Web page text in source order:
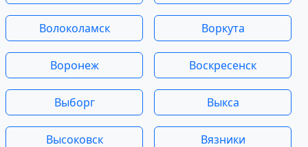
Волоколамск Воркута
Воронеж Воскресенск
Выборг Выкса
Высоковск Вязники